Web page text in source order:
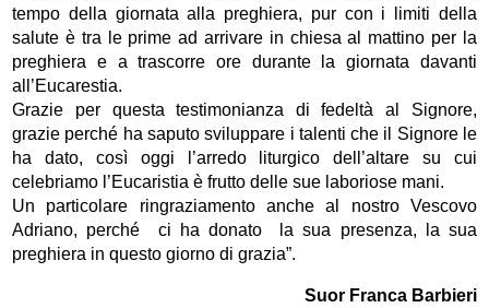
tempo della giornata alla preghiera, pur con i limiti della
salute è tra le prime ad arrivare in chiesa al mattino per la
preghiera e a trascorre ore durante la giornata davanti
all’Eucarestia.
Grazie per questa testimonianza di fedeltà al Signore,
grazie perché ha saputo sviluppare i talenti che il Signore le
ha dato, così oggi l’arredo liturgico dell’altare su cui
celebriamo l’Eucaristia è frutto delle sue laboriose mani.
Un particolare ringraziamento anche al nostro Vescovo
Adriano, perché ci ha donato la sua presenza, la sua
preghiera in questo giorno di grazia”.
Suor Franca Barbieri